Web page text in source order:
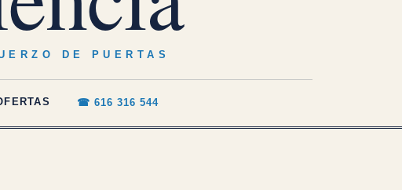
DE PUERTAS
☎ 616 316 544